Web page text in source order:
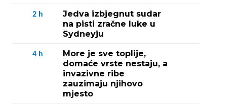
2 h
Jedva izbjegnut sudar
na pisti zračne luke u
Sydneyju
4 h
More je sve toplije,
domaće vrste nestaju, a
invazivne ribe
zauzimaju njihovo
mjesto